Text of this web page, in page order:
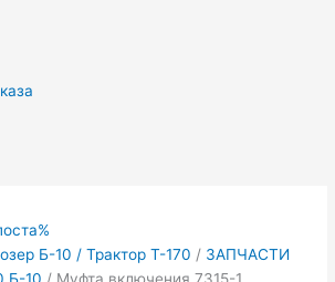
Б-10 / Трактор Т-170 / ЗАПЧАСТИ